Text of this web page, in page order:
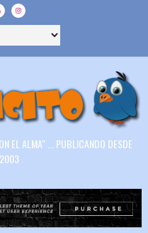
EL ALMA" ... PUBLICANDO DESDE